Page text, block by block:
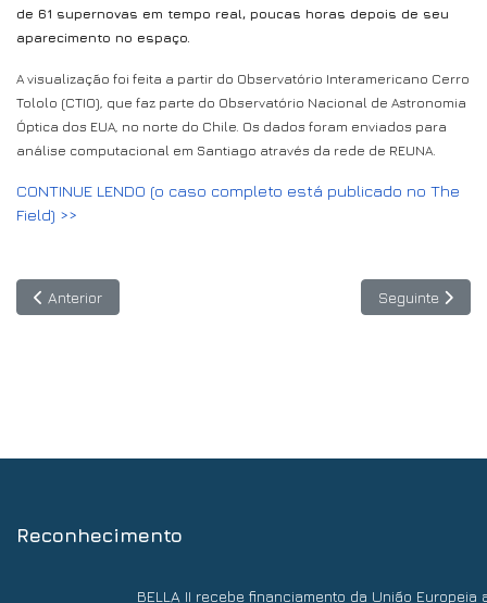
de 61 supernovas em tempo real, poucas horas depois de seu
aparecimento no espaço.
A visualização foi feita a partir do Observatório Interamericano Cerro
Tololo (CTIO), que faz parte do Observatório Nacional de Astronomia
Óptica dos EUA, no norte do Chile. Os dados foram enviados para
análise computacional em Santiago através da rede de REUNA.
CONTINUE LENDO (o caso completo está publicado no The
Field) >>
Artigo anterior: Copernicus: tecnologia aliada à Observação da
Anterior Artigo
Seguinte
Reconhecimento
BELLA II recebe financiamento da União